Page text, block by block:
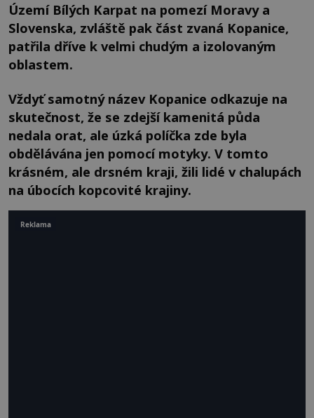
Území Bílých Karpat na pomezí Moravy a
Slovenska, zvláště pak část zvaná Kopanice,
patřila dříve k velmi chudým a izolovaným
oblastem.
Vždyť samotný název Kopanice odkazuje na
skutečnost, že se zdejší kamenitá půda
nedala orat, ale úzká políčka zde byla
obdělávána jen pomocí motyky. V tomto
krásném, ale drsném kraji, žili lidé v chalupách
na úbocích kopcovité krajiny.
Reklama